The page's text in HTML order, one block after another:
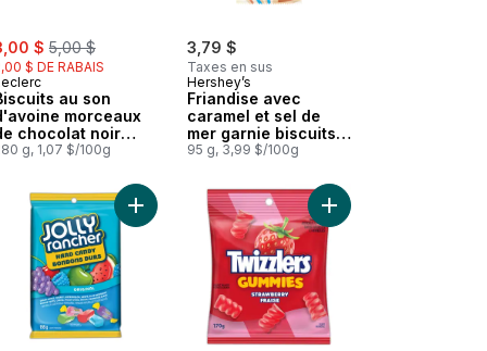
$ , formerly:
5,00 $
$ DE RABAIS
au son
morceaux
chocolat noir
g, 1,07 $/100g
3,79 $
Taxes en sus
Hershey’s
Friandise avec
caramel et sel de
mer garnie biscuits
et crème
95 g, 3,99 $/100g
et crème au panier
Format Familial au panier
De Friandise Format Familial Cookies 'N' Crème De au panier
Ajouter Bonbons Durs au panierAjouter Bonbons